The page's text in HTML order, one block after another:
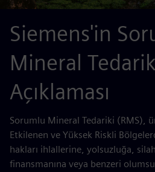
Siemens'in
Mineral
Açıklaması
Sorumlu Mineral Tedariki (RMS),
Etkilenen ve Yüksek Riskli
hakları ihlallerine, yolsuzluğa,
finansmanına veya benzeri